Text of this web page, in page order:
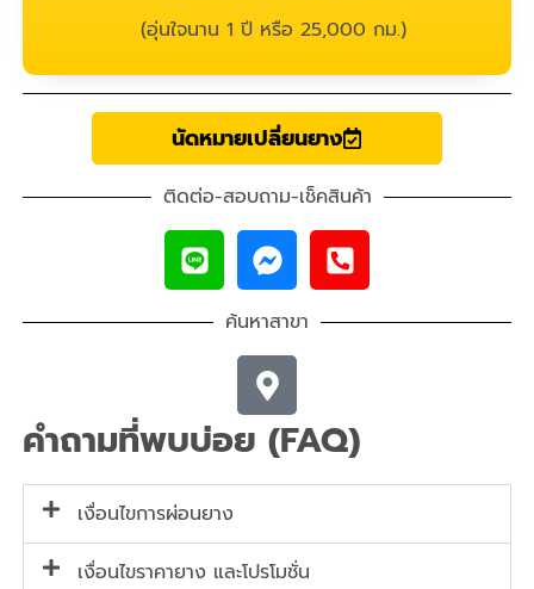
(อุ่นใจนาน 1 ปี หรือ 25,000 กม.)
นัดหมายเปลี่ยนยาง
ติดต่อ-สอบถาม-เช็คสินค้า
ค้นหาสาขา
คำถามที่พบบ่อย (FAQ)
เงื่อนไขการผ่อนยาง
เงื่อนไขราคายาง และโปรโมชั่น